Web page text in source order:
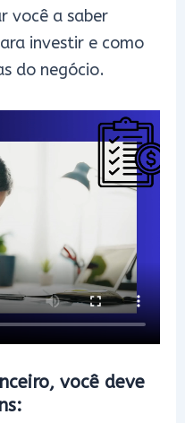
você a saber
investir e como
do negócio.
você deve